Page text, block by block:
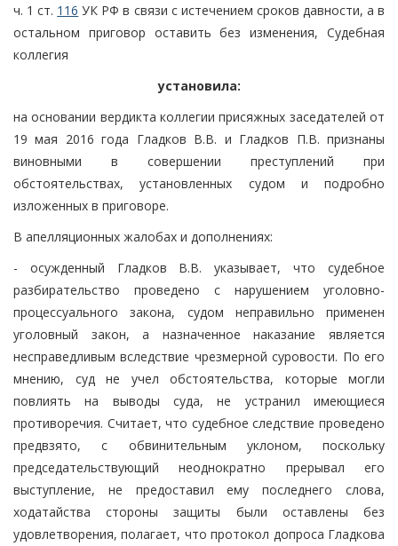
ч. 1 ст. 116 УК РФ в связи с истечением сроков давности, а в
остальном приговор оставить без изменения, Судебная
коллегия
установила:
на основании вердикта коллегии присяжных заседателей от
19 мая 2016 года Гладков В.В. и Гладков П.В. признаны
виновными в совершении преступлений при
обстоятельствах, установленных судом и подробно
изложенных в приговоре.
В апелляционных жалобах и дополнениях:
- осужденный Гладков В.В. указывает, что судебное
разбирательство проведено с нарушением уголовно-
процессуального закона, судом неправильно применен
уголовный закон, а назначенное наказание является
несправедливым вследствие чрезмерной суровости. По его
мнению, суд не учел обстоятельства, которые могли
повлиять на выводы суда, не устранил имеющиеся
противоречия. Считает, что судебное следствие проведено
предвзято, с обвинительным уклоном, поскольку
председательствующий неоднократно прерывал его
выступление, не предоставил ему последнего слова,
ходатайства стороны защиты были оставлены без
удовлетворения, полагает, что протокол допроса Гладкова